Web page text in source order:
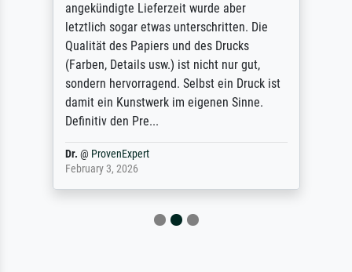
angekündigte Lieferzeit wurde aber
letztlich sogar etwas unterschritten. Die
Qualität des Papiers und des Drucks
(Farben, Details usw.) ist nicht nur gut,
sondern hervorragend. Selbst ein Druck ist
damit ein Kunstwerk im eigenen Sinne.
Definitiv den Pre...
Dr. @ ProvenExpert
February 3, 2026